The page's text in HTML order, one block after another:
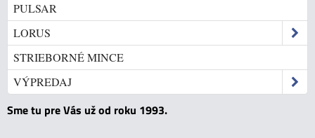
PULSAR
LORUS
STRIEBORNÉ MINCE
VÝPREDAJ
Sme tu pre Vás už od roku 1993.